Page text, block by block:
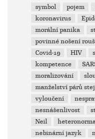
symbol
pojem
koronavirus
morální panika
povinné nošení
Covid-19
HIV
kompetence
moralizování
manželství párů
vyloučení
nesnášenlivost
Neil
nebinární jazyk